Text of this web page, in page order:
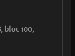
bloc 100,